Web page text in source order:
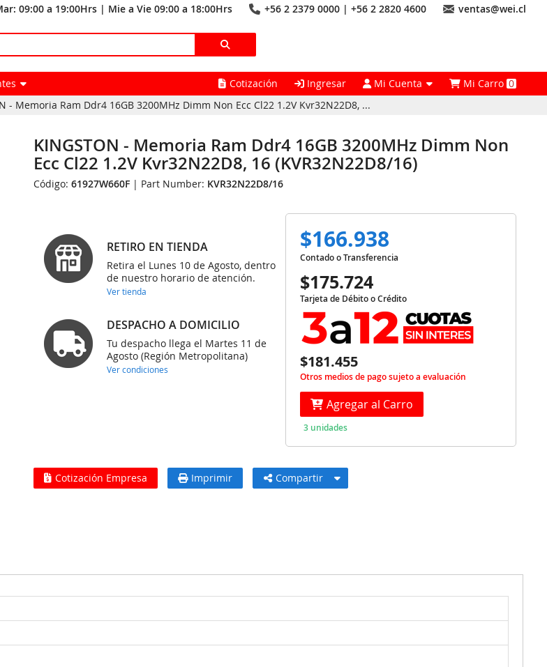
09:00 a 19:00Hrs | Mie a Vie 09:00 a 18:00Hrs +56 2 2379 0000 | +56 2 2820 4600 ventas@wei.cl
Cotización Ingresar Mi Cuenta Mi Carro0
- Memoria Ram Ddr4 16GB 3200MHz Dimm Non Ecc Cl22 1.2V Kvr32N22D8, ...
KINGSTON - Memoria Ram Ddr4 16GB 3200MHz Dimm Non
Ecc Cl22 1.2V Kvr32N22D8, 16 (KVR32N22D8/16)
Código:61927W660F | Part Number: KVR32N22D8/16
RETIRO EN TIENDA
Retira el Lunes 10 de Agosto, dentro
de nuestro horario de atención.
Ver tienda
DESPACHO A DOMICILIO
Tu despacho llega el Martes 11 de
Agosto (Región Metropolitana)
Ver condiciones
$166.938
Contado o Transferencia
$175.724
Tarjeta de Débito o Crédito
$181.455
Otros medios de pago sujeto a evaluación
Agregar al Carro
3 unidades
Cotización Empresa Imprimir Compartir